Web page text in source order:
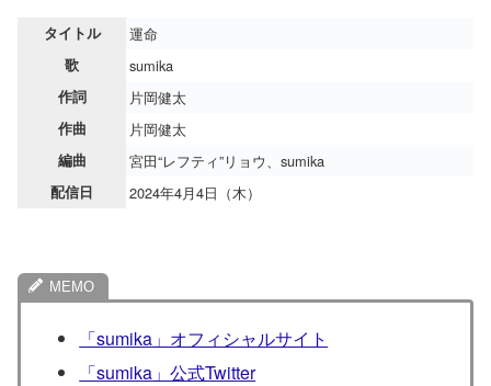
タイトル 運命
歌 sumika
作詞 片岡健太
作曲 片岡健太
編曲 宮田“レフティ”リョウ、sumika
配信日 2024年4月4日（木）
「sumika」オフィシャルサイト
「sumika」公式Twitter